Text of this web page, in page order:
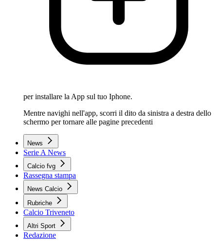
per installare la App sul tuo Iphone.
Mentre navighi nell'app, scorri il dito da sinistra a destra dello
schermo per tornare alle pagine precedenti
News
Serie A News
Calcio fvg
Rassegna stampa
News Calcio
Rubriche
Calcio Triveneto
Altri Sport
Redazione